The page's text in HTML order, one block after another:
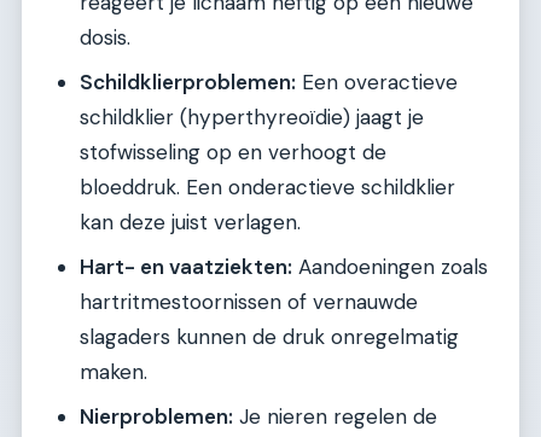
dosis.
Schildklierproblemen: Een overactieve
schildklier (hyperthyreoïdie) jaagt je
stofwisseling op en verhoogt de
bloeddruk. Een onderactieve schildklier
kan deze juist verlagen.
Hart- en vaatziekten: Aandoeningen zoals
hartritmestoornissen of vernauwde
slagaders kunnen de druk onregelmatig
maken.
Nierproblemen: Je nieren regelen de